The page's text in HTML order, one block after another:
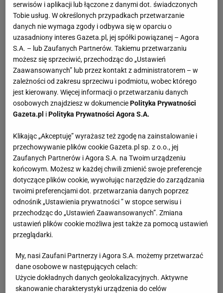
serwisów i aplikacji lub łączone z danymi dot. świadczonych
Tobie usług. W określonych przypadkach przetwarzanie
danych nie wymaga zgody i odbywa się w oparciu o
uzasadniony interes Gazeta.pl, jej spółki powiązanej – Agora
S.A. – lub Zaufanych Partnerów. Takiemu przetwarzaniu
możesz się sprzeciwić, przechodząc do „Ustawień
Zaawansowanych” lub przez kontakt z administratorem – w
zależności od zakresu sprzeciwu i podmiotu, wobec którego
jest kierowany. Więcej informacji o przetwarzaniu danych
osobowych znajdziesz w dokumenciePolityka Prywatności
Gazeta.pl iPolityka Prywatności Agora S.A.
Klikając „Akceptuję” wyrażasz też zgodę na zainstalowanie i
przechowywanie plików cookie Gazeta.pl sp. z o.o., jej
Zaufanych Partnerów i Agora S.A. na Twoim urządzeniu
końcowym. Możesz w każdej chwili zmienić swoje preferencje
dotyczące plików cookie, wywołując narzędzie do zarządzania
twoimi preferencjami dot. przetwarzania danych poprzez
odnośnik „Ustawienia prywatności ” w stopce serwisu i
przechodząc do „Ustawień Zaawansowanych”. Zmiana
ustawień plików cookie możliwa jest także za pomocą ustawień
przeglądarki.
My, nasi Zaufani Partnerzy i Agora S.A. możemy przetwarzać
dane osobowe w następujących celach:
Użycie dokładnych danych geolokalizacyjnych. Aktywne
skanowanie charakterystyki urządzenia do celów